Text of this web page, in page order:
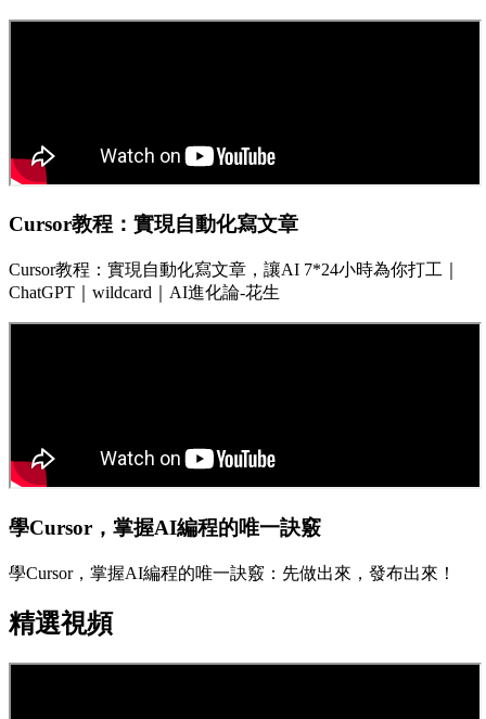
Cursor教程：實現自動化寫文章
Cursor教程：實現自動化寫文章，讓AI 7*24小時為你打工｜
ChatGPT｜wildcard｜AI進化論-花生
學Cursor，掌握AI編程的唯一訣竅
學Cursor，掌握AI編程的唯一訣竅：先做出來，發布出來！
精選視頻